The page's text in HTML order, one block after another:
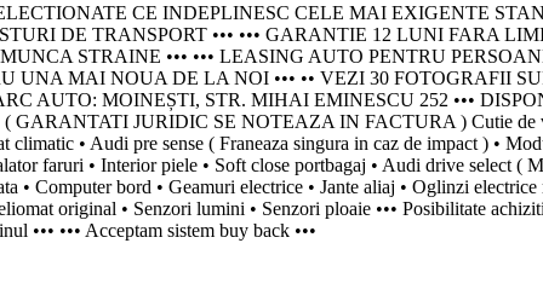
CE INDEPLINESC CELE MAI EXIGENTE
DE TRANSPORT ••• ••• GARANTIE 12 LUNI FARA
STRAINE ••• ••• LEASING AUTO PENTRU PERSOANE
MAI NOUA DE LA NOI ••• •• VEZI 30 FOTOGRAFII
AUTO: MOINEȘTI, STR. MIHAI EMINESCU 252 •••
( GARANTATI JURIDIC SE NOTEAZA IN FACTURA ) Cutie de
• Audi pre sense ( Franeaza singura in caz de impact ) •
faruri • Interior piele • Soft close portbagaj • Audi drive select (
• Computer bord • Geamuri electrice • Jante aliaj • Oglinzi
original • Senzori lumini • Senzori ploaie ••• Posibilitate
••• ••• Acceptam sistem buy back •••